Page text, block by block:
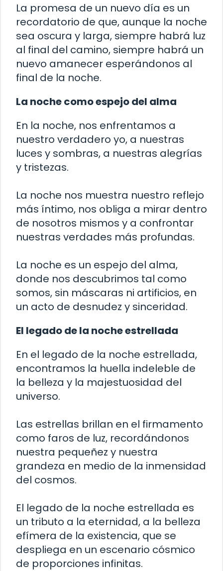
La promesa de un nuevo día es un
recordatorio de que, aunque la noche
sea oscura y larga, siempre habrá luz
al final del camino, siempre habrá un
nuevo amanecer esperándonos al
final de la noche.
La noche como espejo del alma
En la noche, nos enfrentamos a
nuestro verdadero yo, a nuestras
luces y sombras, a nuestras alegrías
y tristezas.
La noche nos muestra nuestro reflejo
más íntimo, nos obliga a mirar dentro
de nosotros mismos y a confrontar
nuestras verdades más profundas.
La noche es un espejo del alma,
donde nos descubrimos tal como
somos, sin máscaras ni artificios, en
un acto de desnudez y sinceridad.
El legado de la noche estrellada
En el legado de la noche estrellada,
encontramos la huella indeleble de
la belleza y la majestuosidad del
universo.
Las estrellas brillan en el firmamento
como faros de luz, recordándonos
nuestra pequeñez y nuestra
grandeza en medio de la inmensidad
del cosmos.
El legado de la noche estrellada es
un tributo a la eternidad, a la belleza
efímera de la existencia, que se
despliega en un escenario cósmico
de proporciones infinitas.